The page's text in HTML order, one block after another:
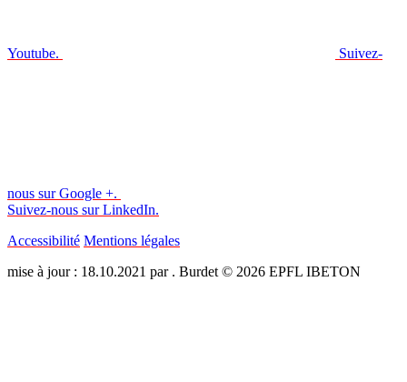
Youtube. Suivez-
nous sur Google +.
Suivez-nous sur LinkedIn.
Accessibilité Mentions légales
mise à jour : 18.10.2021 par . Burdet © 2026 EPFL IBETON